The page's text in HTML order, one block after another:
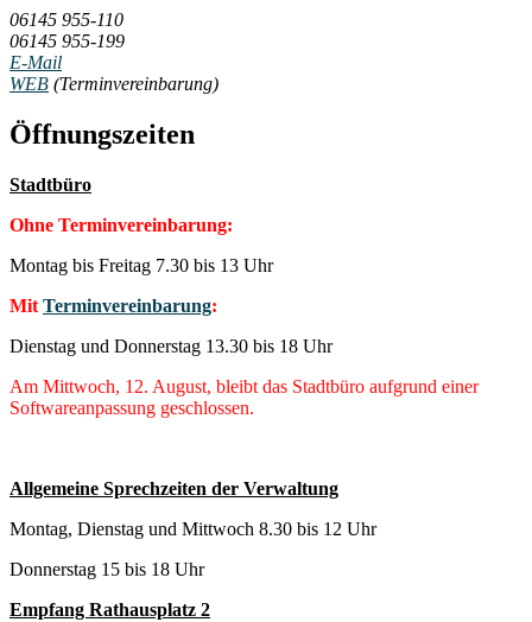
06145 955-110
06145 955-199
E-Mail
WEB (Terminvereinbarung)
Öffnungszeiten
Stadtbüro
Ohne Terminvereinbarung:
Montag bis Freitag 7.30 bis 13 Uhr
Mit Terminvereinbarung:
Dienstag und Donnerstag 13.30 bis 18 Uhr
Am Mittwoch, 12. August, bleibt das Stadtbüro aufgrund einer
Softwareanpassung geschlossen.
Allgemeine Sprechzeiten der Verwaltung
Montag, Dienstag und Mittwoch 8.30 bis 12 Uhr
Donnerstag 15 bis 18 Uhr
Empfang Rathausplatz 2